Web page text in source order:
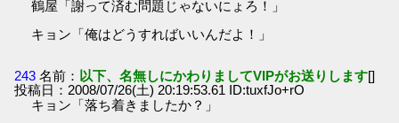
鶴屋「謝って済む問題じゃないにょろ！」
キョン「俺はどうすればいいんだよ！」
243 名前： 以下、名無しにかわりましてVIPがお送りします[]
投稿日：2008/07/26(土) 20:19:53.61 ID:tuxfJo+rO
キョン「落ち着きましたか？」